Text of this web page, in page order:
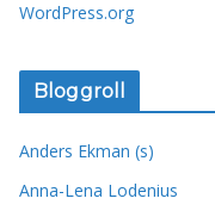
WordPress.org
Bloggroll
Anders Ekman (s)
Anna-Lena Lodenius